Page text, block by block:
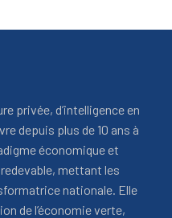
privée, d’intelligence en
depuis plus de 10 ans à
économique et
mettant les
nationale. Elle
de l’économie verte,